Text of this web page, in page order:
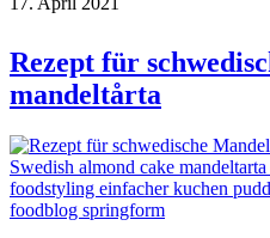
Rezept für
mandeltårta